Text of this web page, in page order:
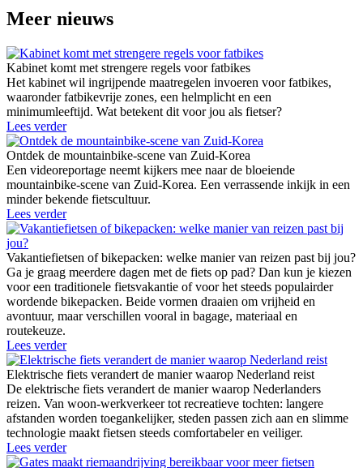
Meer nieuws
Kabinet komt met strengere regels voor fatbikes
Het kabinet wil ingrijpende maatregelen invoeren voor fatbikes,
waaronder fatbikevrije zones, een helmplicht en een
minimumleeftijd. Wat betekent dit voor jou als fietser?
Lees verder
Ontdek de mountainbike-scene van Zuid-Korea
Een videoreportage neemt kijkers mee naar de bloeiende
mountainbike-scene van Zuid-Korea. Een verrassende inkijk in een
minder bekende fietscultuur.
Lees verder
Vakantiefietsen of bikepacken: welke manier van reizen past bij jou?
Ga je graag meerdere dagen met de fiets op pad? Dan kun je kiezen
voor een traditionele fietsvakantie of voor het steeds populairder
wordende bikepacken. Beide vormen draaien om vrijheid en
avontuur, maar verschillen vooral in bagage, materiaal en
routekeuze.
Lees verder
Elektrische fiets verandert de manier waarop Nederland reist
De elektrische fiets verandert de manier waarop Nederlanders
reizen. Van woon-werkverkeer tot recreatieve tochten: langere
afstanden worden toegankelijker, steden passen zich aan en slimme
technologie maakt fietsen steeds comfortabeler en veiliger.
Lees verder